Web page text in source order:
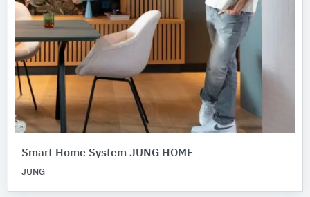
Smart Home System JUNG HOME
JUNG